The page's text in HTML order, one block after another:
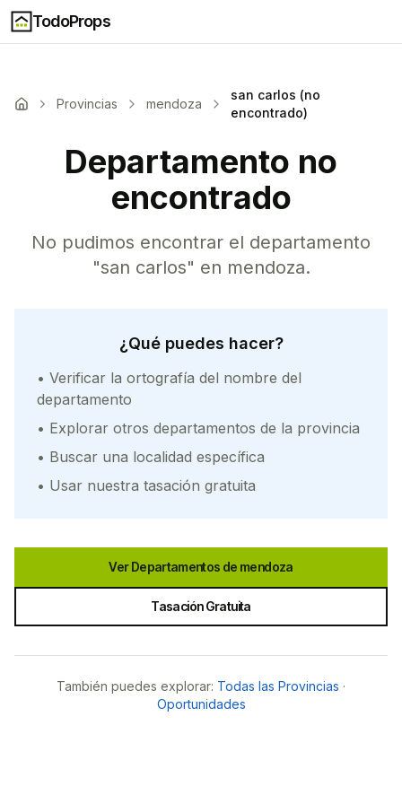
TodoProps
Provincias mendoza
san carlos (no
encontrado)
Departamento no
encontrado
No pudimos encontrar el departamento
"san carlos" en mendoza.
¿Qué puedes hacer?
• Verificar la ortografía del nombre del
departamento
• Explorar otros departamentos de la provincia
• Buscar una localidad específica
• Usar nuestra tasación gratuita
Ver Departamentos de mendoza
Tasación Gratuita
También puedes explorar: Todas las Provincias ·
Oportunidades